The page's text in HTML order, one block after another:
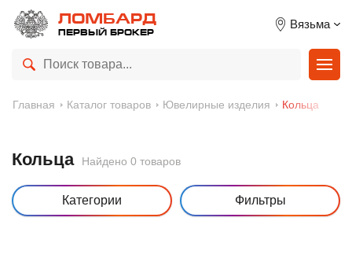
ЛОМБАРД
ПЕРВЫЙ БРОКЕР
Вязьма
Главная Каталог товаров Ювелирные изделия Кольца
Кольца Найдено 0 товаров
Категории Фильтры